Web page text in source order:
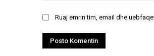
Ruaj emrin tim, email dhe